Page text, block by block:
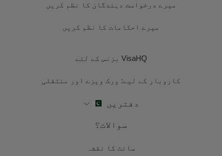
میرے درخواست دہندگان کا نظم کریں
میرے احکامات کا نظم کریں
VisaHQ بزنس کے لئے
کاروبار کے لیے: ورک ویزے اور منتقلی
دفتریں
سوالات؟
سائٹ کا نقشہ